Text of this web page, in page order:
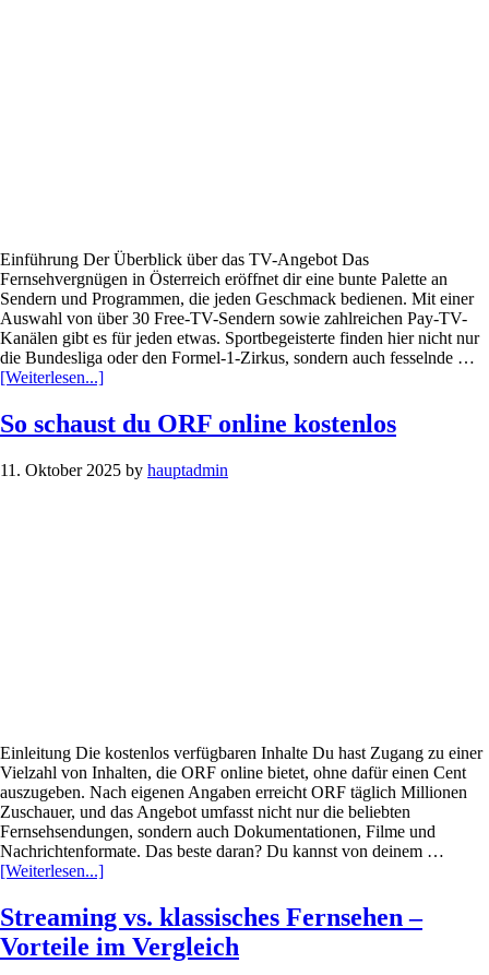
Einführung Der Überblick über das TV-Angebot Das
Fernsehvergnügen in Österreich eröffnet dir eine bunte Palette an
Sendern und Programmen, die jeden Geschmack bedienen. Mit einer
Auswahl von über 30 Free-TV-Sendern sowie zahlreichen Pay-TV-
Kanälen gibt es für jeden etwas. Sportbegeisterte finden hier nicht nur
die Bundesliga oder den Formel-1-Zirkus, sondern auch fesselnde …
[Weiterlesen...]Infos
Plugin
TV-
für
So schaust du ORF online kostenlos
11. Oktober 2025 by hauptadmin
Einleitung Die kostenlos verfügbaren Inhalte Du hast Zugang zu einer
Vielzahl von Inhalten, die ORF online bietet, ohne dafür einen Cent
auszugeben. Nach eigenen Angaben erreicht ORF täglich Millionen
Zuschauer, und das Angebot umfasst nicht nur die beliebten
Fernsehsendungen, sondern auch Dokumentationen, Filme und
Nachrichtenformate. Das beste daran? Du kannst von deinem …
[Weiterlesen...]Infos
Plugin
So
schaust
Streaming vs. klassisches Fernsehen –
Vorteile im Vergleich